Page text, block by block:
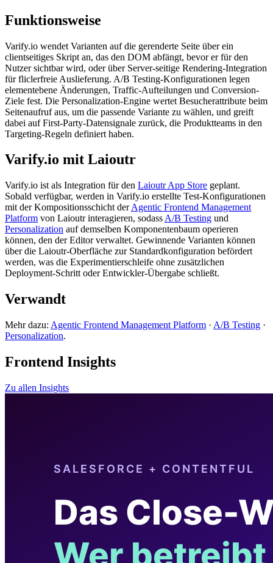
Funktionsweise
Varify.io wendet Varianten auf die gerenderte Seite über ein
clientseitiges Skript an, das den DOM abfängt, bevor er für den
Nutzer sichtbar wird, oder über Server-seitige Rendering-Integration
für fliclerfreie Auslieferung. A/B Testing-Konfigurationen legen
elementebene Änderungen, Traffic-Aufteilungen und Conversion-
Ziele fest. Die Personalization-Engine wertet Besucherattribute beim
Seitenaufruf aus, um die passende Variante zu wählen, und greift
dabei auf First-Party-Datensignale zurück, die Produktteams in den
Targeting-Regeln definiert haben.
Varify.io mit Laioutr
Varify.io ist als Integration für den Laioutr App Store geplant.
Sobald verfügbar, werden in Varify.io erstellte Test-Konfigurationen
mit der Kompositionsschicht derAgentic Frontend Management
Platform von Laioutr interagieren, sodass A/B Testing und
Personalization auf demselben Komponentenbaum operieren
können, den der Editor verwaltet. Gewinnende Varianten können
über die Laioutr-Oberfläche zur Standardkonfiguration befördert
werden, was die Experimentierschleife ohne zusätzlichen
Deployment-Schritt oder Entwickler-Übergabe schließt.
Verwandt
Mehr dazu: Agentic Frontend Management Platform · A/B Testing ·
Personalization.
Frontend Insights
Zu allen Insights